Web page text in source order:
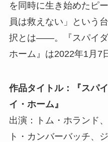
を同時に生き始めたピ
員は救えない」という
択とは――。『スパイダ
ホーム』は2022年1月7
作品タイトル：『スパ
イ・ホーム』
出演：トム・ホランド
ト・カンバーバッチ、